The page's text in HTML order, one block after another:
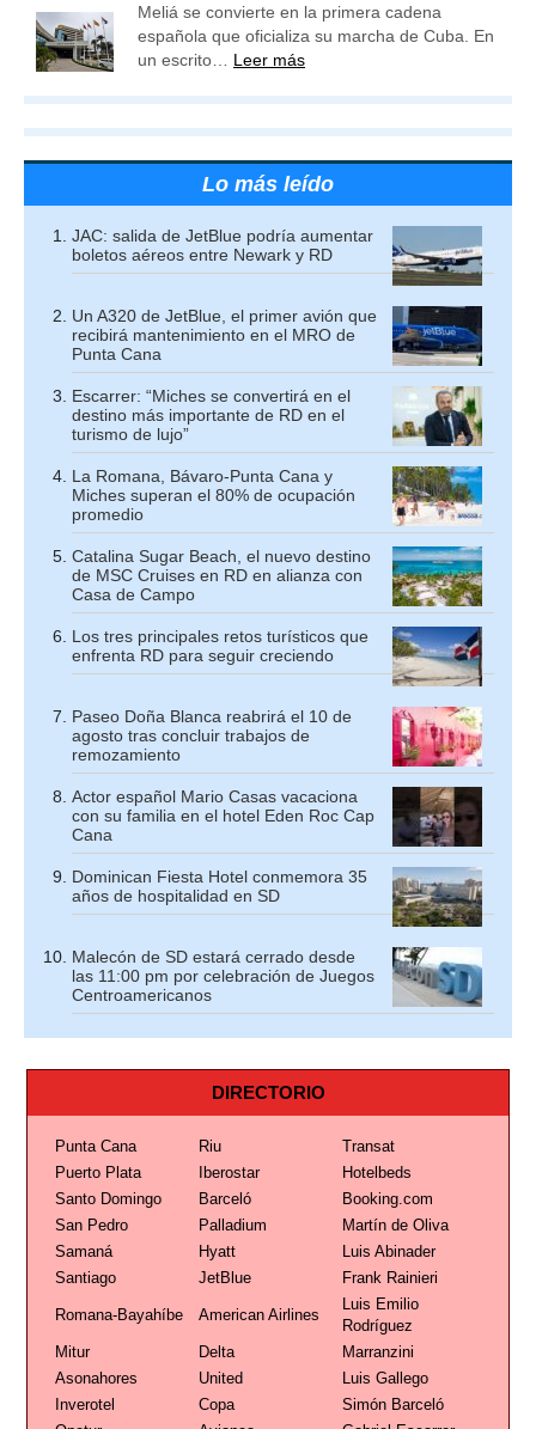
Meliá se convierte en la primera cadena
española que oficializa su marcha de Cuba. En
un escrito… Leer más
Lo más leído
JAC: salida de JetBlue podría aumentar
boletos aéreos entre Newark y RD
Un A320 de JetBlue, el primer avión que
recibirá mantenimiento en el MRO de
Punta Cana
Escarrer: “Miches se convertirá en el
destino más importante de RD en el
turismo de lujo”
La Romana, Bávaro-Punta Cana y
Miches superan el 80% de ocupación
promedio
Catalina Sugar Beach, el nuevo destino
de MSC Cruises en RD en alianza con
Casa de Campo
Los tres principales retos turísticos que
enfrenta RD para seguir creciendo
Paseo Doña Blanca reabrirá el 10 de
agosto tras concluir trabajos de
remozamiento
Actor español Mario Casas vacaciona
con su familia en el hotel Eden Roc Cap
Cana
Dominican Fiesta Hotel conmemora 35
años de hospitalidad en SD
Malecón de SD estará cerrado desde
las 11:00 pm por celebración de Juegos
Centroamericanos
DIRECTORIO
Punta Cana Riu
Transat
Puerto Plata
Iberostar
Hotelbeds
Santo Domingo
Barceló
Booking.com
San Pedro
Palladium
Martín de Oliva
Samaná
Hyatt
Luis Abinader
Santiago
JetBlue Frank Rainieri
Romana-Bayahíbe American Airlines
Luis Emilio
Rodríguez
Mitur
Delta
Marranzini
Asonahores
United
Luis Gallego
Inverotel
Copa
Simón Barceló